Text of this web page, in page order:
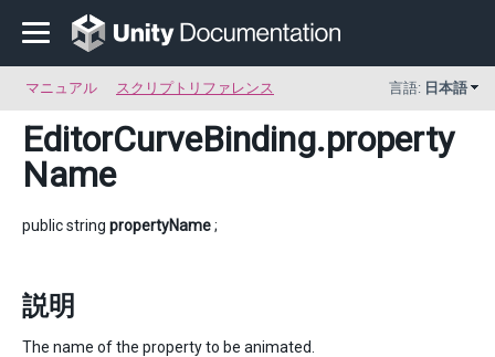
マニュアル スクリプトリファレンス 言語: 日本語
EditorCurveBinding.property
Name
public string propertyName;
説明
The name of the property to be animated.